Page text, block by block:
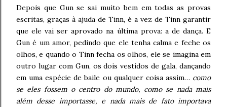
Depois que Gun se sai muito bem em todas as provas
escritas, graças à ajuda de Tinn, é a vez de Tinn garantir
que ele vai ser aprovado na última prova: a de dança. E
Gun é um amor, pedindo que ele tenha calma e feche os
olhos, e quando o Tinn fecha os olhos, ele se imagina em
outro lugar com Gun, os dois vestidos de gala, dançando
em uma espécie de baile ou qualquer coisa assim… como
se eles fossem o centro do mundo, como se nada mais
além desse importasse, e nada mais de fato importava